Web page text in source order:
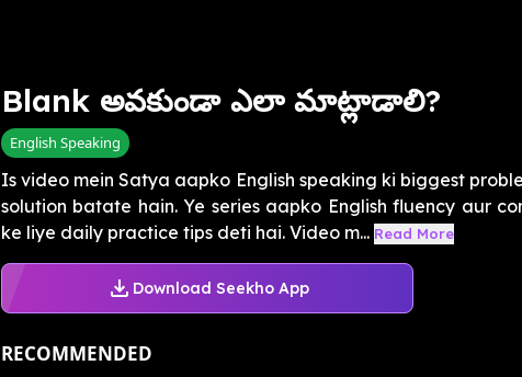
Blank అవకుండా ఎలా మాట్లాడాలి?
English Speaking
Is video mein Satya aapko English speaking ki biggest
solution batate hain. Ye series aapko English fluency aur
ke liye daily practice tips deti hai. Video m... Read More
Download Seekho App
RECOMMENDED